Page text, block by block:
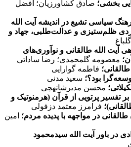
بخشی؛ صادق کشاورزیان؛ افضل
سیاسی تشیع در اندیشه آیت ­الله
ظلم­‌ستیزی و عدالت­‌طلبی، جهاد و
آیت ‏الله طالقانی و نوآوری­‌های
معصومه گل‏محمدی؛ رضا ساداتی
فاطمه گوارایی
بود؟؛ سعید مدنی
محسن مدیرشانه‏چی
بر تفسیر پرتویی از قرآن (هرمنوتیک و
فرامرز معتمد دزفولی
طالقانی در مواجهه با پدیده مردم؛ امین
در باور آیت‏ الله سیدمحمود